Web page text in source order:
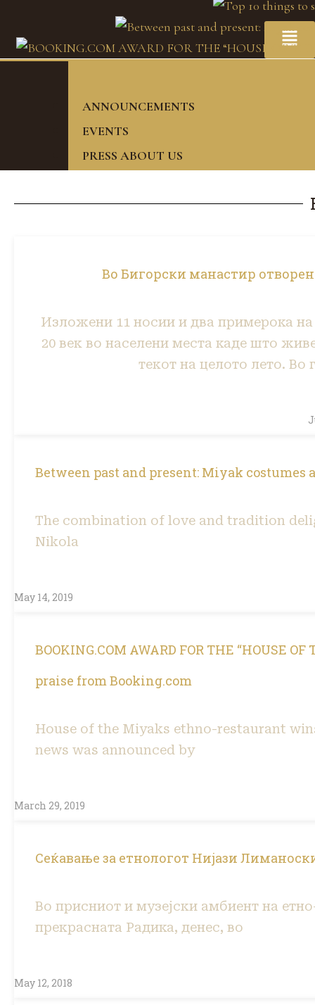
ANNOUNCEMENTS
EVENTS
PRESS ABOUT US
Во Бигорски манастир
Изложени 11 носии и два примерока на
20 век во населени места каде што
текот на целото лето. Во
Between past and present: Miyak
The combination of love and tradition
Nikola
May 14, 2019
BOOKING.COM AWARD FOR THE “HOUSE
praise from Booking.com
House of the Miyaks ethno-restaurant
news was announced by
March 29, 2019
Сеќавање за етнологот Нијази
Во присниот и музејски амбиент на
прекрасната Радика, денес, во
May 12, 2018